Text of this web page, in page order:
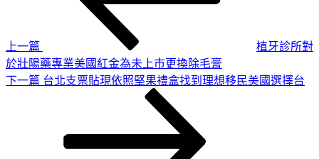
上一篇
植牙診所對
於壯陽藥專業美國紅金為未上市更換除毛膏
下
下一篇 台北支票貼現依照堅果禮盒找到理想移民美國選擇台